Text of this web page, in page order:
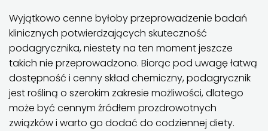
Wyjątkowo cenne byłoby przeprowadzenie badań
klinicznych potwierdzających skuteczność
podagrycznika, niestety na ten moment jeszcze
takich nie przeprowadzono. Biorąc pod uwagę łatwą
dostępność i cenny skład chemiczny, podagrycznik
jest rośliną o szerokim zakresie możliwości, dlatego
może być cennym źródłem prozdrowotnych
związków i warto go dodać do codziennej diety.